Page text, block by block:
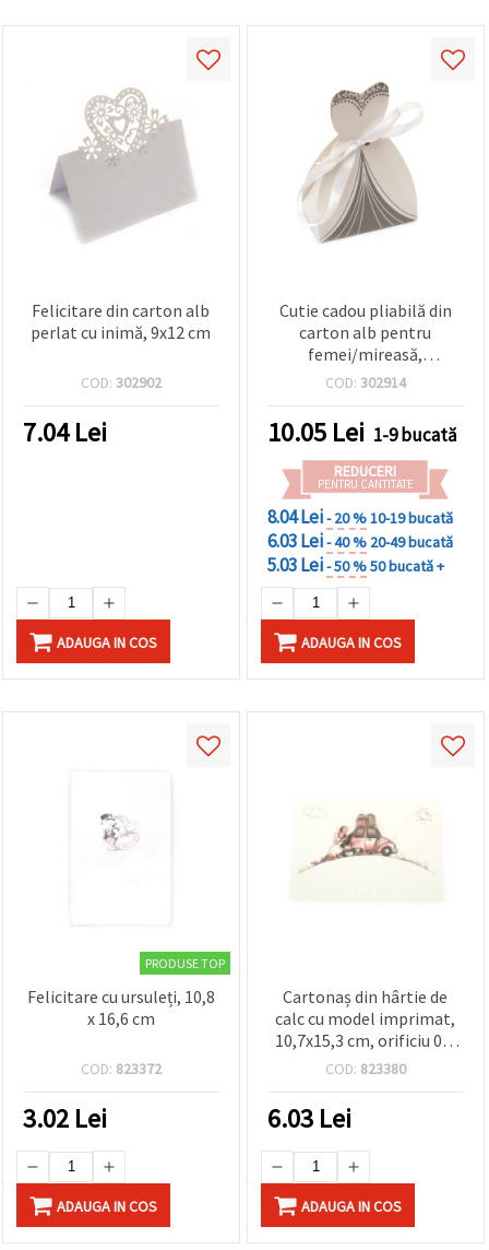
Felicitare din carton alb
perlat cu inimă, 9x12 cm
COD: 302902
7.04Lei
ADAUGA IN COS
Cutie cadou pliabilă din
carton alb pentru
femei/mireasă,
8,5x5,8x3,8 cm
COD: 302914
10.05 Lei 1-9 bucată
REDUCERI
PENTRU CANTITATE
8.04 Lei- 20 %10-19 bucată
6.03 Lei- 40 % 20-49 bucată
5.03 Lei- 50 %50 bucată +
ADAUGA IN COS
PRODUSE TOP
Felicitare cu ursuleți, 10,8
x 16,6 cm
COD: 823372
3.02 Lei
ADAUGA IN COS
Cartonaș din hârtie de
calc cu model imprimat,
10,7x15,3 cm, orificiu 0,5
cm, pentru scrapbooking
COD: 823380
6.03 Lei
ADAUGA IN COS